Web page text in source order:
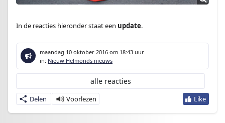
In de reacties hieronder staat een update.
maandag 10 oktober 2016 om 18:43 uur
in: Nieuw Helmonds nieuws
Delen
alle reacties